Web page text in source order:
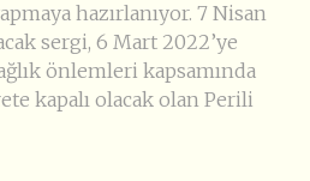
hazırlanıyor. 7 Nisan
sergi, 6 Mart 2022’ye
önlemleri kapsamında
kapalı olacak olan Perili